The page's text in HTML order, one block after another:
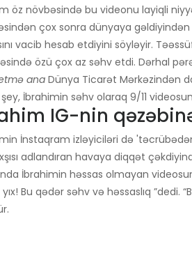
öz növbəsində bu videonu layiqli
çox sonra dünyaya gəldiyindən
vacib hesab etdiyini söyləyir.
özü çox az səhv etdi. Dərhal
ana Dünya Ticarət Mərkəzindən
İbrahimin səhv olaraq 9/11
IG-nin
İnstaqram izləyiciləri də
adlandıran havaya diqqət
İbrahimin həssas olmayan
yıx! Bu qədər səhv və həssaslıq